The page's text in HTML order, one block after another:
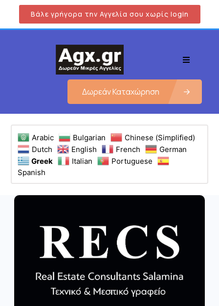
Βάλε γρήγορα την Αγγελία σου χωρίς login
Δωρεάν Καταχώρηση
Arabic Bulgarian
Chinese (Simplified)
Dutch
English French
German
Greek
Italian
Portuguese
Spanish